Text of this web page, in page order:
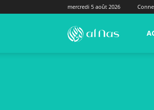
mercredi 5 août 2026
alNas.fr